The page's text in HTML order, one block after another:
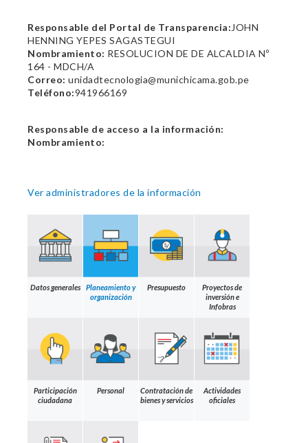
Responsable del Portal de Transparencia: JOHN
HENNING YEPES SAGASTEGUI
Nombramiento: RESOLUCION DE DE ALCALDIA Nº
164 - MDCH/A
Correo: unidadtecnologia@munichicama.gob.pe
Teléfono:941966169
Responsable de acceso a la información:
Nombramiento:
Ver administradores de la información
Datos generales
Planeamiento y
organización
Presupuesto
Proyectos de
inversión e
Infobras
Participación
ciudadana
Personal
Contratación de
bienes y servicios
Actividades
oficiales